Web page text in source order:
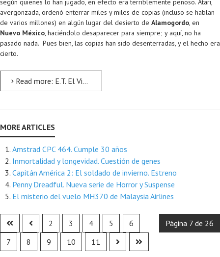
según quienes lo han jugado, en efecto era terriblemente penoso. Atari,
avergonzada, ordenó enterrar miles y miles de copias (incluso se hablan
de varios millones) en algún lugar del desierto de Alamogordo, en
Nuevo México, haciéndolo desaparecer para siempre; y aquí, no ha
pasado nada. Pues bien, las copias han sido desenterradas, y el hecho era
cierto.
Read more: E.T. El Videojuego. Leyenda Urbana Desvelada
Amstrad CPC 464. Cumple 30 años
Inmortalidad y longevidad. Cuestión de genes
Capitán América 2: El soldado de invierno. Estreno
Penny Dreadful. Nueva serie de Horror y Suspense
El misterio del vuelo MH370 de Malaysia Airlines
Página 7 de 26
2 3 4 5
6
7
8 9 10 11